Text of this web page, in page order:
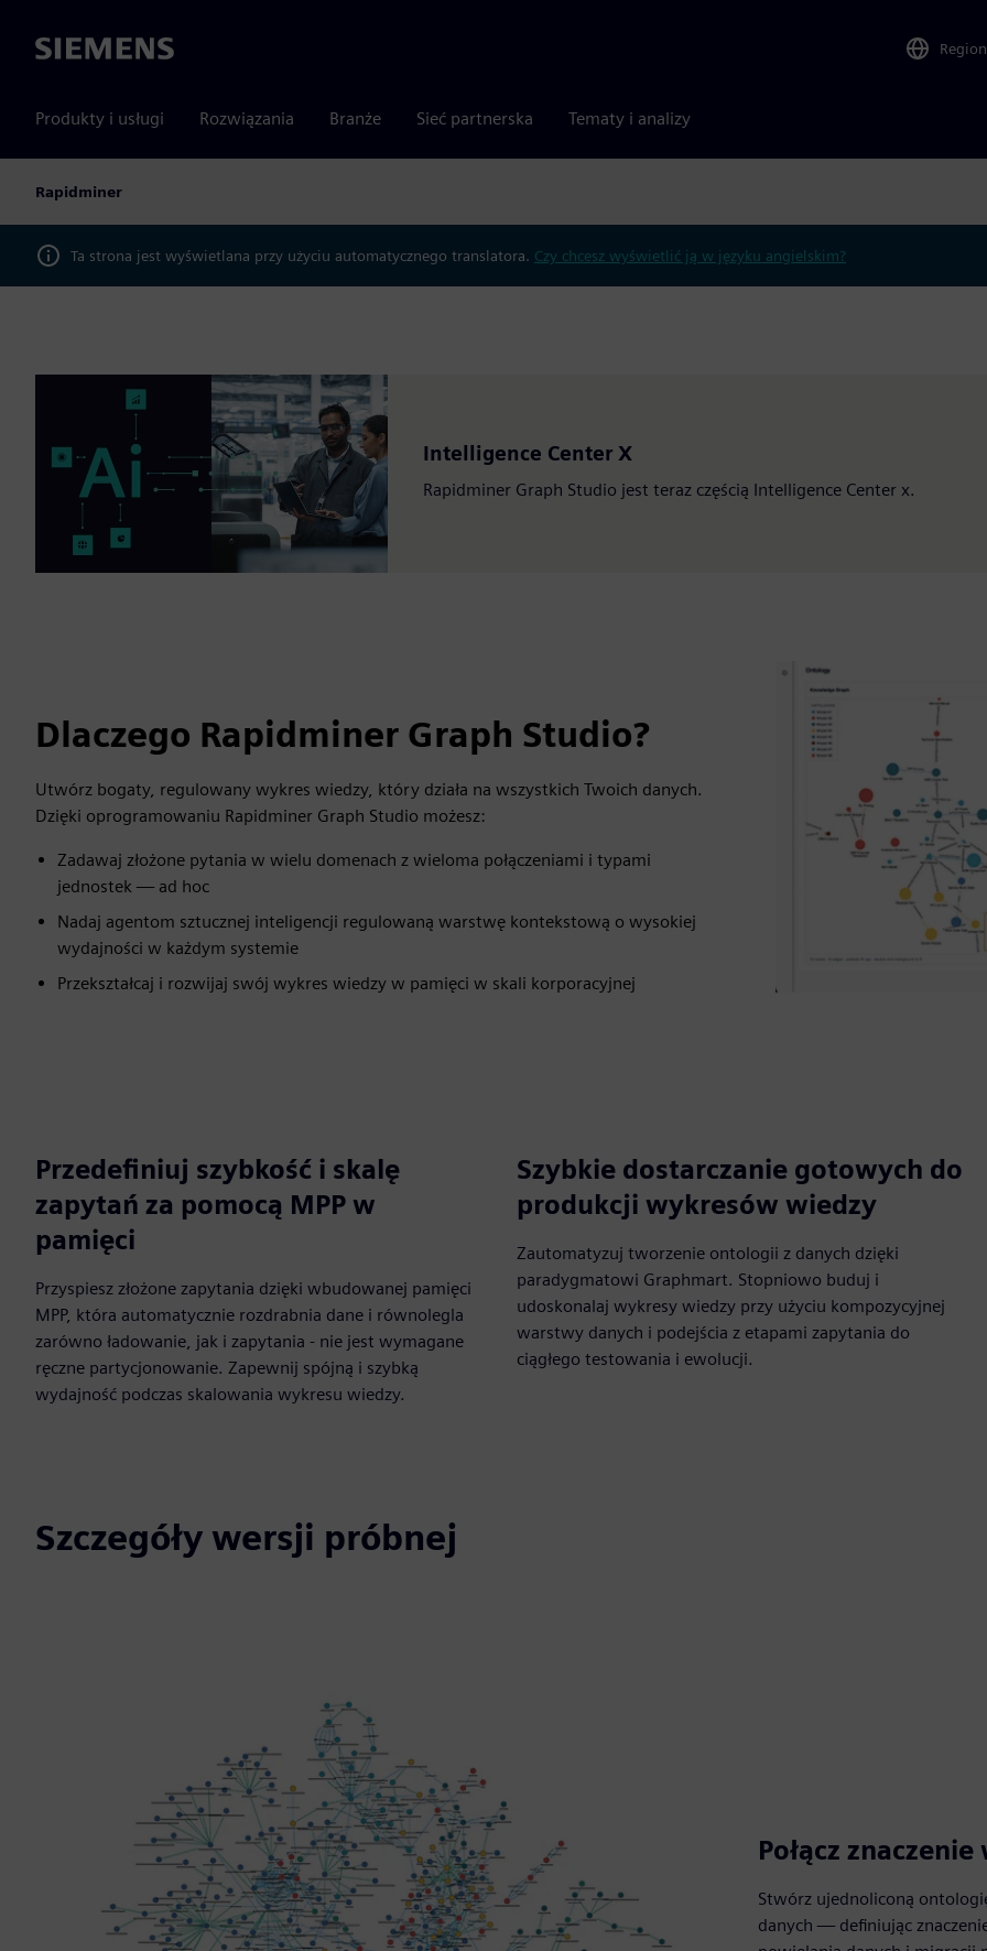
Siemens Region
Produkty i usługi Rozwiązania Branże Sieć partnerska Tematy i analizy
Rapidminer
Ta strona jest wyświetlana przy użyciu automatycznego translatora. Czy chcesz wyświetlić ją w języku angielskim?
Intelligence Center X
Rapidminer Graph Studio jest teraz częścią Intelligence Center x.
Dlaczego Rapidminer Graph Studio?
Utwórz bogaty, regulowany wykres wiedzy, który działa na wszystkich Twoich danych.
Dzięki oprogramowaniu Rapidminer Graph Studio możesz:
Zadawaj złożone pytania w wielu domenach z wieloma połączeniami i typami
jednostek — ad hoc
Nadaj agentom sztucznej inteligencji regulowaną warstwę kontekstową o wysokiej
wydajności w każdym systemie
Przekształcaj i rozwijaj swój wykres wiedzy w pamięci w skali korporacyjnej
Przedefiniuj szybkość i skalę
zapytań za pomocą MPP w
pamięci
Przyspiesz złożone zapytania dzięki wbudowanej pamięci
MPP, która automatycznie rozdrabnia dane i równolegla
zarówno ładowanie, jak i zapytania - nie jest wymagane
ręczne partycjonowanie. Zapewnij spójną i szybką
wydajność podczas skalowania wykresu wiedzy.
Szybkie dostarczanie gotowych do
produkcji wykresów wiedzy
Zautomatyzuj tworzenie ontologii z danych dzięki
paradygmatowi Graphmart. Stopniowo buduj i
udoskonalaj wykresy wiedzy przy użyciu kompozycyjnej
warstwy danych i podejścia z etapami zapytania do
ciągłego testowania i ewolucji.
Szczegóły wersji próbnej
Połącz
Stwórz ujednoliconą
danych — definiując